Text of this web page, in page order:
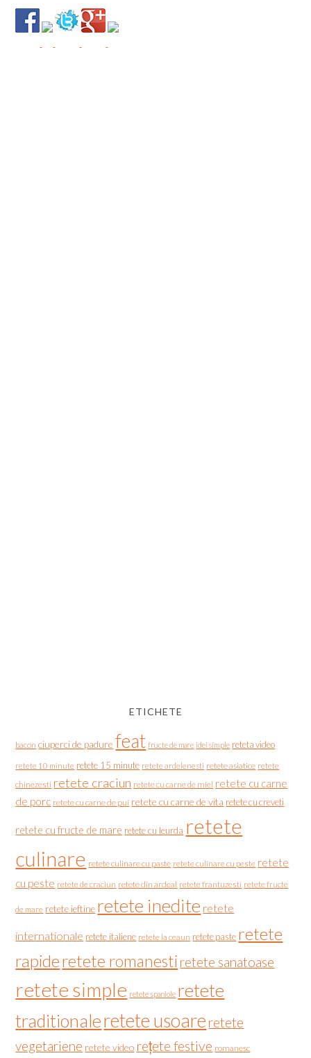
ETICHETE
bacon ciuperci de padure feat fructe de mare idei simple reteta video
retete 10 minute retete 15 minute retete ardelenesti retete asiatice retete
chinezesti retete craciun retete cu carne de miel retete cu carne
de porc retete cu carne de pui retete cu carne de vita retete cu creveti
retete cu fructe de mare retete cu leurda retete
culinare retete culinare cu paste retete culinare cu peste retete
cu peste retete de craciun retete din ardeal retete frantuzesti retete fructe
de mare retete ieftine retete inedite retete
internationale retete italiene retete la ceaun retete paste retete
rapideretete romanesti retete sanatoase
retete simple retete spaniole retete
traditionaleretete usoare retete
vegetariene retete video rețete festive romanesc